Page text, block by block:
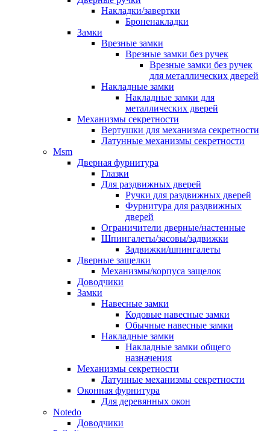
Накладки/завертки
Броненакладки
Замки
Врезные замки
Врезные замки без ручек
Врезные замки без ручек
для металлических дверей
Накладные замки
Накладные замки для
металлических дверей
Механизмы секретности
Вертушки для механизма секретности
Латунные механизмы секретности
Msm
Дверная фурнитура
Глазки
Для раздвижных дверей
Ручки для раздвижных дверей
Фурнитура для раздвижных
дверей
Ограничители дверные/настенные
Шпингалеты/засовы/задвижки
Задвижки/шпингалеты
Дверные защелки
Механизмы/корпуса защелок
Доводчики
Замки
Навесные замки
Кодовые навесные замки
Обычные навесные замки
Накладные замки
Накладные замки общего
назначения
Механизмы секретности
Латунные механизмы секретности
Оконная фурнитура
Для деревянных окон
Notedo
Доводчики